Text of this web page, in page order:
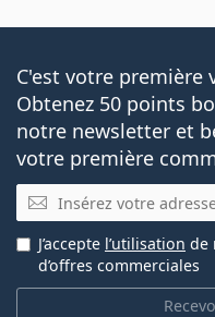
C'est votre première
Obtenez 50 points
notre newsletter et
votre première
E-mail
J’accepte l’utilisation de
d’offres commerciales